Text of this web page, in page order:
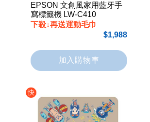
EPSON 文創風家用藍牙手
寫標籤機 LW-C410
下殺↓再送運動毛巾
1,988
加入購物車
快